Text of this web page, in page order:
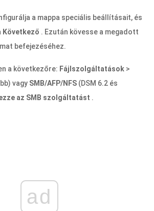
a mappa speciális beállításait, és
Következő . Ezután kövesse a megadott
befejezéséhez.
a következőre: Fájlszolgáltatások >
vagy SMB/AFP/NFS (DSM 6.2 és
az SMB szolgáltatást .
ad